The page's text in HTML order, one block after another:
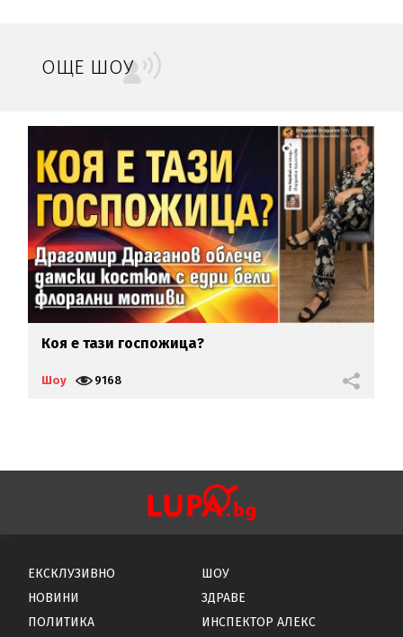
ОЩЕ ШОУ
Коя е тази госпожица?
Шоу 9168
ЕКСКЛУЗИВНО
НОВИНИ
ПОЛИТИКА
ШОУ
ЗДРАВЕ
ИНСПЕКТОР АЛЕКС